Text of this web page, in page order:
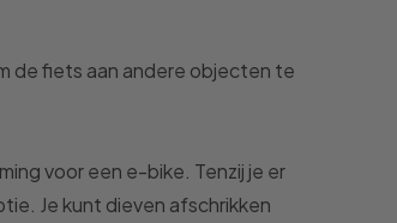
de fiets aan andere objecten te
voor een e-bike. Tenzij je er
Je kunt dieven afschrikken